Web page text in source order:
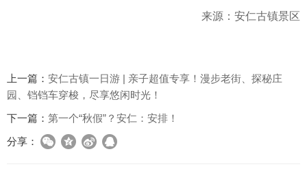
来源：安仁古镇景区
上一篇： 安仁古镇一日游 | 亲子超值专享！漫步老街、探秘庄
园、铛铛车穿梭，尽享悠闲时光！
下一篇： 第一个“秋假”？安仁：安排！
分享：